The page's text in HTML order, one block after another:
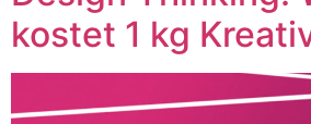
kostet 1 kg